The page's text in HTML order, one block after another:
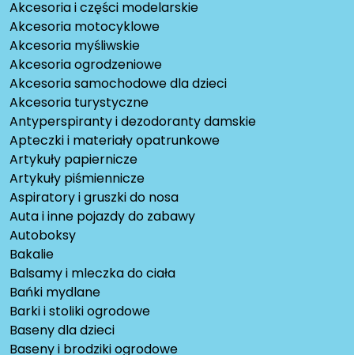
Akcesoria i części modelarskie
Akcesoria motocyklowe
Akcesoria myśliwskie
Akcesoria ogrodzeniowe
Akcesoria samochodowe dla dzieci
Akcesoria turystyczne
Antyperspiranty i dezodoranty damskie
Apteczki i materiały opatrunkowe
Artykuły papiernicze
Artykuły piśmiennicze
Aspiratory i gruszki do nosa
Auta i inne pojazdy do zabawy
Autoboksy
Bakalie
Balsamy i mleczka do ciała
Bańki mydlane
Barki i stoliki ogrodowe
Baseny dla dzieci
Baseny i brodziki ogrodowe